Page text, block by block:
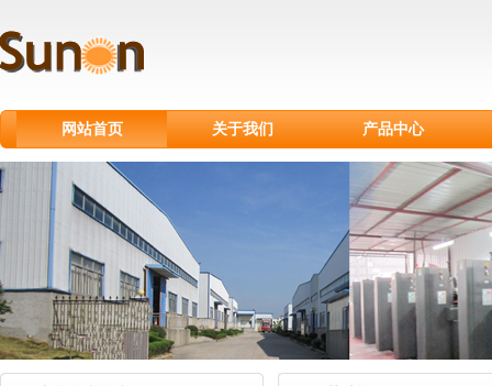
网站首页 关于我们 产品中心
淀粉餐具
CPLA刀叉勺
甘蔗浆餐具
纸制品
纸杯
塑料刀叉勺